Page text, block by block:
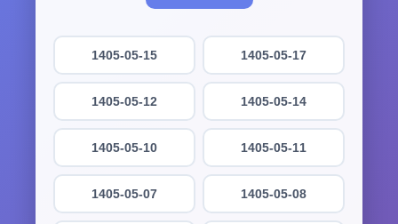
1405-05-17
1405-05-15
1405-05-14
1405-05-12
1405-05-11
1405-05-10
1405-05-08
1405-05-07